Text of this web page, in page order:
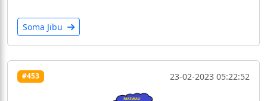
Soma Jibu
#453 23-02-2023 05:22:52